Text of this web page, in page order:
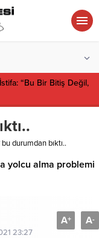
“Bu Bir Bitiş Değil,
durumdan bıktı..
yolcu alma problemi
23:27
A+ A-